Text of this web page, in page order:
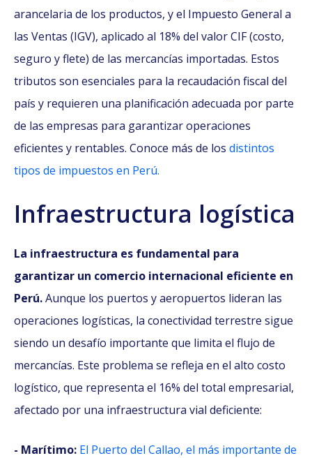
arancelaria de los productos, y el Impuesto General a
las Ventas (IGV), aplicado al 18% del valor CIF (costo,
seguro y flete) de las mercancías importadas. Estos
tributos son esenciales para la recaudación fiscal del
país y requieren una planificación adecuada por parte
de las empresas para garantizar operaciones
eficientes y rentables. Conoce más de los distintos
tipos de impuestos en Perú.
Infraestructura logística
La infraestructura es fundamental para
garantizar un comercio internacional eficiente en
Perú.Aunque los puertos y aeropuertos lideran las
operaciones logísticas, la conectividad terrestre sigue
siendo un desafío importante que limita el flujo de
mercancías. Este problema se refleja en el alto costo
logístico, que representa el 16% del total empresarial,
afectado por una infraestructura vial deficiente:
- Marítimo: El Puerto del Callao, el más importante de